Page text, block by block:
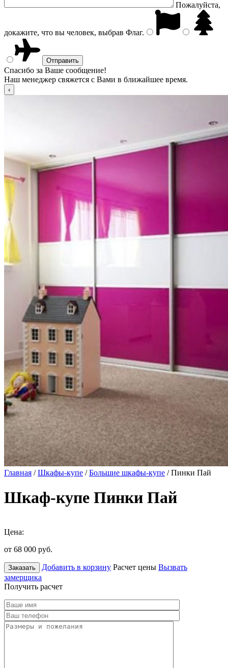
Пожалуйста,
докажите, что вы человек, выбрав Флаг.
Спасибо за Ваше сообщение!
Наш менеджер свяжется с Вами в ближайшее время.
Главная /Шкафы-купе /Большие шкафы-купе / Пинки Пай
Шкаф-купе Пинки Пай
Цена:
от 68 000 руб.
Заказать Добавить в корзину Расчет цены Вызвать
замерщика
Получить расчет